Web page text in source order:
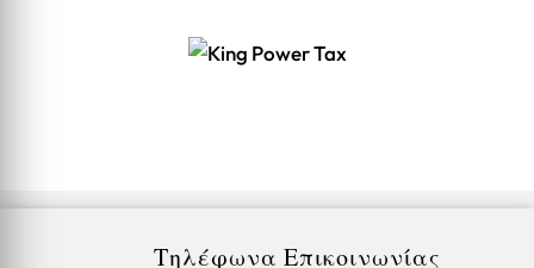
Τηλέφωνα Επικοινωνίας